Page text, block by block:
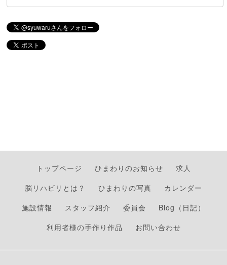
トップページ ひまわりのお知らせ
求人
脳リハビリとは？
ひまわりの写真
カレンダー
施設情報
スタッフ紹介 委員会
Blog（日記）
利用者様の手作り作品
お問い合わせ